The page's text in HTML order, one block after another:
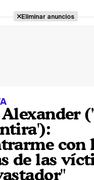
Eliminar anuncios
con
de las